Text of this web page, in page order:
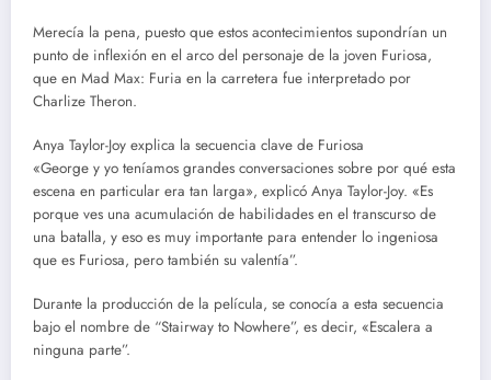
Merecía la pena, puesto que estos acontecimientos supondrían un
punto de inflexión en el arco del personaje de la joven Furiosa,
que en Mad Max: Furia en la carretera fue interpretado por
Charlize Theron.
Anya Taylor-Joy explica la secuencia clave de Furiosa
«George y yo teníamos grandes conversaciones sobre por qué esta
escena en particular era tan larga», explicó Anya Taylor-Joy. «Es
porque ves una acumulación de habilidades en el transcurso de
una batalla, y eso es muy importante para entender lo ingeniosa
que es Furiosa, pero también su valentía”.
Durante la producción de la película, se conocía a esta secuencia
bajo el nombre de “Stairway to Nowhere”, es decir, «Escalera a
ninguna parte”.